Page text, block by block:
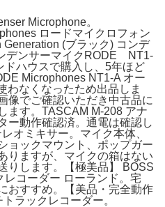
Microphone。
ロードマイクロフォン
(ブラック) コンデ
デンサーマイクRODE NT1-
ハウスで購入し、5年ほど
Microphones NT1-A オー
わなくなったため出品しま
像でご確認いただき中古品に
ます。TASCAM M-208 アナ
ー動作確認済。通電は確認し
オミキサー。マイク本体、
ョックマウント、ポップガー
りますが、マイクの箱はない
りします。【極美品】 BOSS
コーダー ローランド。宅
おすすめ。【美品・完全動作
ラックレコーダー。